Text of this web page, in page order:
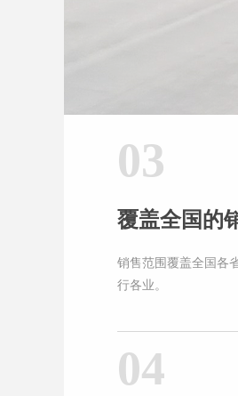
03
覆盖全国的
销售范围覆盖全国各
行各业。
04